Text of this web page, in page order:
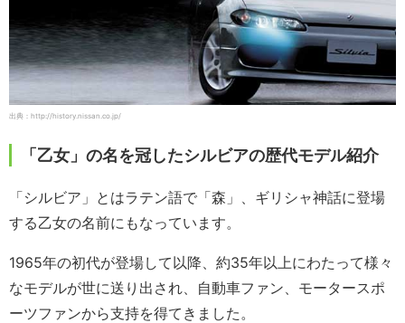
出典：http://history.nissan.co.jp/
「乙女」の名を冠したシルビアの歴代モデル紹介
「シルビア」とはラテン語で「森」、ギリシャ神話に登場
する乙女の名前にもなっています。
1965年の初代が登場して以降、約35年以上にわたって様々
なモデルが世に送り出され、自動車ファン、モータースポ
ーツファンから支持を得てきました。